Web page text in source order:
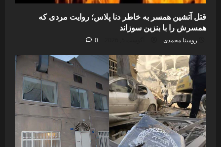
قتل آتشین همسر به خاطر دنا پلاس؛ روایت مردی که
همسرش را با بنزین سوزاند
رومینا محمدی 0